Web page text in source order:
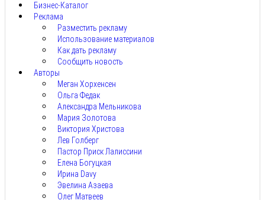
Бизнес-Каталог
Реклама
Разместить рекламу
Использование материалов
Как дать рекламу
Сообщить новость
Авторы
Меган Хорхенсен
Ольга Федак
Александра Мельникова
Мария Золотова
Виктория Христова
Лев Голберг
Пастор Приск Лалиссини
Елена Богуцкая
Ирина Davy
Эвелина Азаева
Олег Матвеев